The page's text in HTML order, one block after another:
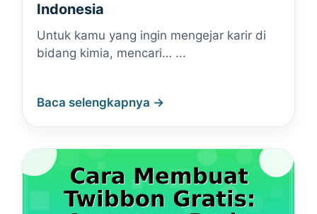
Indonesia
Untuk kamu yang ingin mengejar karir di
bidang kimia, mencari… ...
Baca selengkapnya →